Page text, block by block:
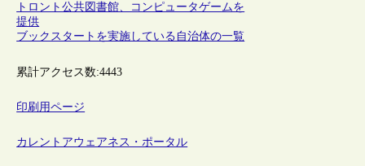
トロント公共図書館、コンピュータゲームを
提供
ブックスタートを実施している自治体の一覧
累計アクセス数:4443
印刷用ページ
カレントアウェアネス・ポータル